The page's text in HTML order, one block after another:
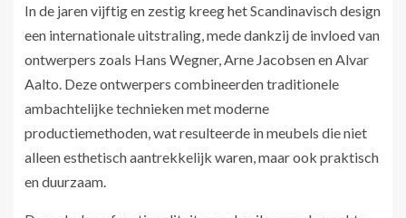
In de jaren vijftig en zestig kreeg het Scandinavisch design
een internationale uitstraling, mede dankzij de invloed van
ontwerpers zoals Hans Wegner, Arne Jacobsen en Alvar
Aalto. Deze ontwerpers combineerden traditionele
ambachtelijke technieken met moderne
productiemethoden, wat resulteerde in meubels die niet
alleen esthetisch aantrekkelijk waren, maar ook praktisch
en duurzaam.